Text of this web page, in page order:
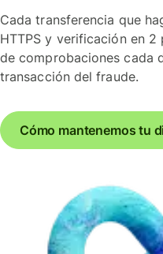
Cada transferencia que
HTTPS y verificación en 2
de comprobaciones cada
transacción del fraude.
Cómo mantenemos tu